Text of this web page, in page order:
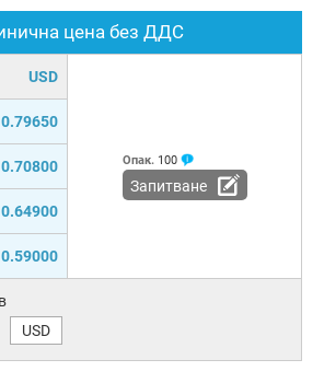
цена без ДДС
USD
0.79650
0.70800
0.64900
0.59000
Опак. 100
Запитване
USD